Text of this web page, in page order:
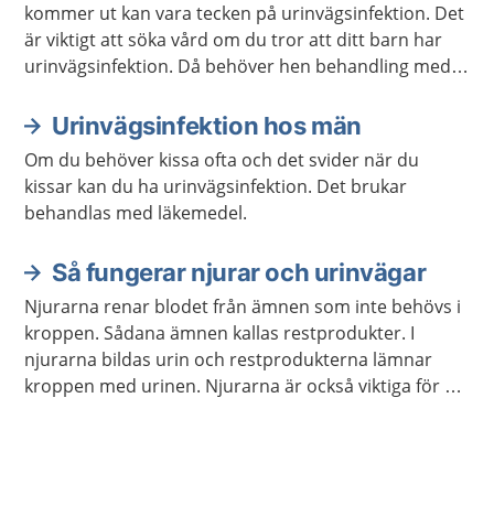
kommer ut kan vara tecken på urinvägsinfektion. Det
är viktigt att söka vård om du tror att ditt barn har
urinvägsinfektion. Då behöver hen behandling med
Urinvägsinfektion hos män
Om du behöver kissa ofta och det svider när du
kissar kan du ha urinvägsinfektion. Det brukar
behandlas med läkemedel.
Så fungerar njurar och urinvägar
Njurarna renar blodet från ämnen som inte behövs i
kroppen. Sådana ämnen kallas restprodukter. I
njurarna bildas urin och restprodukterna lämnar
kroppen med urinen. Njurarna är också viktiga för att